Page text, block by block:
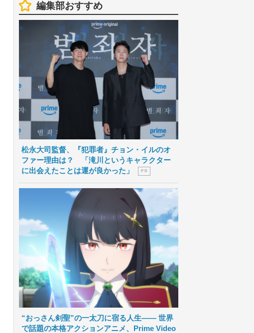
編集部おすすめ
松永大司監督、『犯罪者』チョン・イルのオ
ファー理由は？ 「滝川というキャラクター
に出会えたことは運が良かった」
P R
“おっさん剣聖”の一太刀に宿る人生―― 世界
で話題の本格アクションアニメ、Prime Video